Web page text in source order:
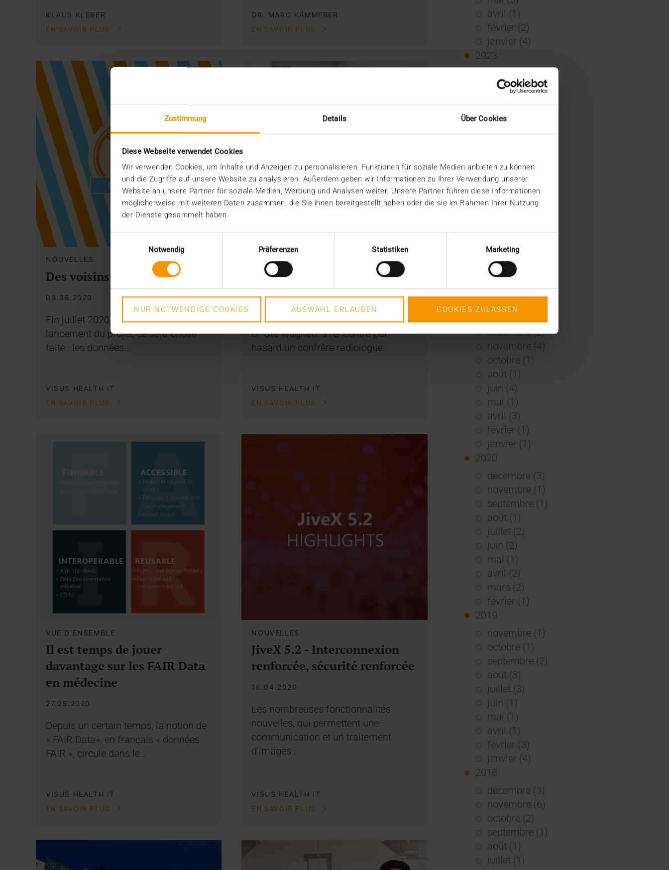
Zustimmung Details Über Cookies
Diese Webseite verwendet Cookies
Wir verwenden Cookies, um Inhalte und Anzeigen zu personalisieren, Funktionen für soziale Medien anbieten zu können
und die Zugriffe auf unsere Website zu analysieren. Außerdem geben wir Informationen zu Ihrer Verwendung unserer
Website an unsere Partner für soziale Medien, Werbung und Analysen weiter. Unsere Partner führen diese Informationen
möglicherweise mit weiteren Daten zusammen, die Sie ihnen bereitgestellt haben oder die sie im Rahmen Ihrer Nutzung
der Dienste gesammelt haben.
Notwendig
Präferenzen Statistiken Marketing
NUR NOTWENDIGE COOKIES AUSWAHL ERLAUBEN COOKIES ZULASSEN
KLAUS KLEBER
EN SAVOIR PLUS
DR. MARC KÄMMERER
EN SAVOIR PLUS
NOUVELLES
Des voisins exemplaires
09.06.2020
Fin juillet 2020, six bons mois après le
lancement du projet, ce sera chose
faite : les données…
VISUS HEALTH IT
EN SAVOIR PLUS
RAPPORT
Totalement satisfaits
08.06.2020
À la recherche d’un nouveau PACS, le
Dr Ute Wagnetz a rencontré par
hasard un confrère radiologue…
VISUS HEALTH IT
EN SAVOIR PLUS
VUE D'ENSEMBLE
Il est temps de jouer
davantage sur les FAIR Data
en médecine
27.05.2020
Depuis un certain temps, la notion de
« FAIR Data», en français « données
FAIR », circule dans le…
VISUS HEALTH IT
EN SAVOIR PLUS
NOUVELLES
JiveX 5.2 - Interconnexion
renforcée, sécurité renforcée
16.04.2020
Les nombreuses fonctionnalités
nouvelles, qui permettent une
communication et un traitement
d’images…
VISUS HEALTH IT
EN SAVOIR PLUS
avril (1)
février (2)
janvier (4)
2023
novembre (5)
août (1)
mars (1)
février (1)
janvier (2)
décembre (2)
novembre (1)
juin (1)
mai (5)
février (1)
janvier (3)
2021
décembre (2)
novembre (4)
octobre (1)
août (1)
juin (4)
mai (1)
avril (3)
février (1)
janvier (1)
2020
décembre (3)
novembre (1)
septembre (1)
août (1)
juillet (2)
juin (2)
mai (1)
avril (2)
mars (2)
février (1)
2019
novembre (1)
octobre (1)
septembre (2)
août (3)
juillet (3)
juin (1)
mai (1)
avril (1)
février (3)
janvier (4)
2018
décembre (3)
novembre (6)
octobre (2)
septembre (1)
août (1)
juillet (1)